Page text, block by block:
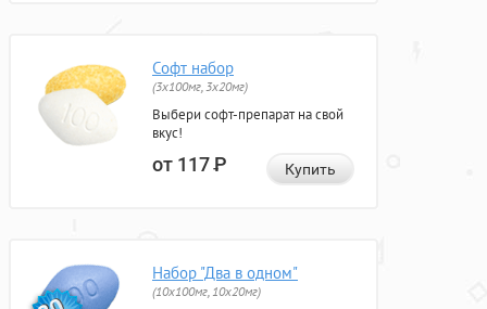
Софт набор
(3x100мг, 3x20мг)
Выбери софт-препарат на свой
вкус!
от 117Р Купить
Набор "Два в одном"
(10x100мг, 10x20мг)